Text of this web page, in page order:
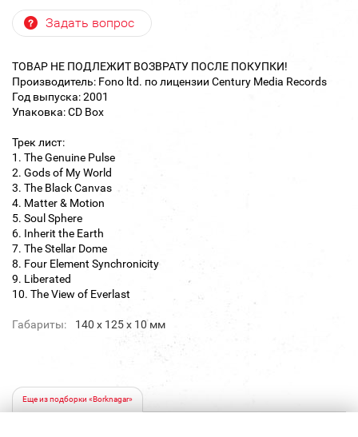
Задать вопрос
ТОВАР НЕ ПОДЛЕЖИТ ВОЗВРАТУ ПОСЛЕ ПОКУПКИ!
Производитель: Fono ltd. по лицензии Century Media Records
Год выпуска: 2001
Упаковка: CD Box
Трек лист:
1. The Genuine Pulse
2. Gods of My World
3. The Black Canvas
4. Matter & Motion
5. Soul Sphere
6. Inherit the Earth
7. The Stellar Dome
8. Four Element Synchronicity
9. Liberated
10. The View of Everlast
Габариты: 140 х 125 х 10 мм
Еще из подборки «Borknagar»